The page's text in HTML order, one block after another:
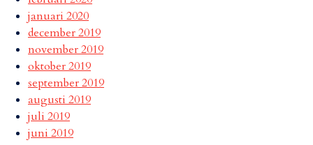
januari 2020
december 2019
november 2019
oktober 2019
september 2019
augusti 2019
juli 2019
juni 2019